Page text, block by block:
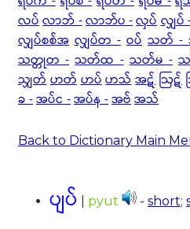
လပ်လာဘ် -လာဘ်ပ -လှပ်လျှပ်
လျှပ်စစ်အ လျှပ်တ - ဝပ် သတ် -
သတ္တုတ - သတ်ထ - သတ်မ -
သျှတ်ဟတ်ဟပ်ဟသ်အဋ်ဩဋ်
ခ -အပ်င -အပ်န -အဗ်အသ်
Back to Dictionary Main
ပျပ် pyut - short;